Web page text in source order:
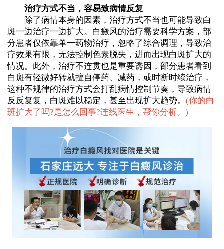
治疗方式不当，容易致病情反复
除了病情本身的因素，治疗方式不当也可能导致白
斑一边治疗一边扩大。白癜风的治疗需要科学方案，部
分患者仅依靠单一药物治疗，忽略了综合调理，导致治
疗效果有限，无法控制色素脱失，进而出现白斑扩大的
情况。此外，治疗不连贯也是重要诱因，部分患者看到
白斑有轻微好转就擅自停药、减药，或时断时续治疗，
这种不规律的治疗方式会打乱病情控制节奏，导致病情
反反复复，白斑难以稳定，甚至出现扩大趋势。 (你的白
斑扩大了吗?是怎么回事?连线医生，帮你分析。 )